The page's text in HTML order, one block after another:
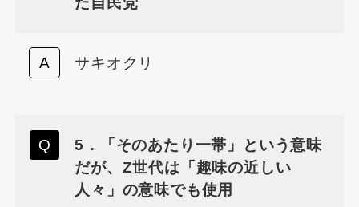
サキオクリ
5．「そのあたり一帯」という意味
だが、Z世代は「趣味の近しい
人々」の意味でも使用